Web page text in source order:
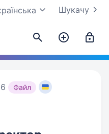
Шукачу
Файл